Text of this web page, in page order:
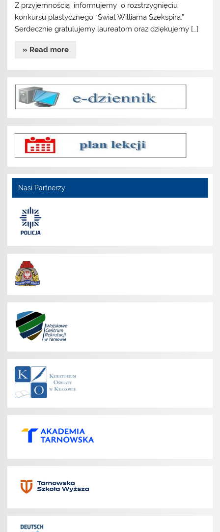
Z przyjemnością informujemy o rozstrzygnięciu
konkursu plastycznego “Świat Williama Szekspira.”
Serdecznie gratulujemy laureatom oraz dziękujemy […]
» Read more
Nasi Partnerzy